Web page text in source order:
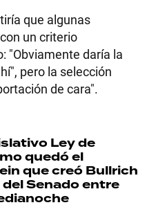
que algunas
un criterio
"Obviamente daría la
pero la selección
de cara".
Ley de
quedó el
que creó Bullrich
Senado entre